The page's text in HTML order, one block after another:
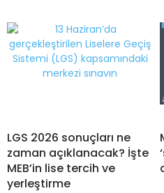
LGS 2026 sonuçları ne
zaman açıklanacak? İşte
MEB’in lise tercih ve
yerleştirme